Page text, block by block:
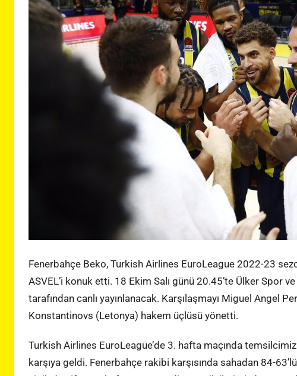
Fenerbahçe Beko, Turkish Airlines EuroLeague 2022-23
ASVEL’i konuk etti. 18 Ekim Salı günü 20.45’te Ülker Spor
tarafından canlı yayınlanacak. Karşılaşmayı Miguel Angel
Konstantinovs (Letonya) hakem üçlüsü yönetti.
Turkish Airlines EuroLeague’de 3. hafta maçında
karşıya geldi. Fenerbahçe rakibi karşısında sahadan 84-